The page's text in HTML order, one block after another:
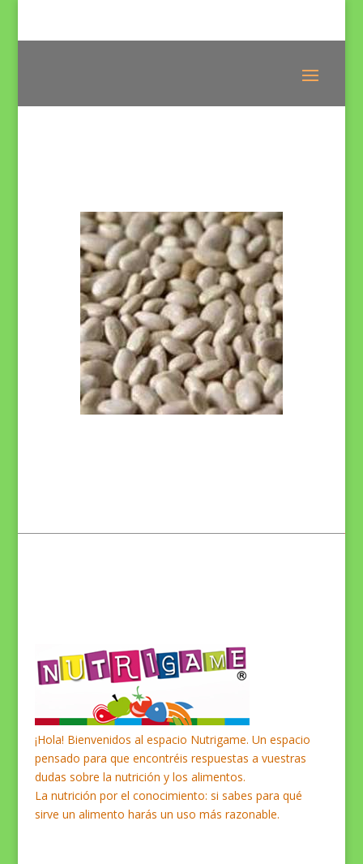
¡Hola! Bienvenidos al espacio Nutrigame. Un espacio
pensado para que encontréis respuestas a vuestras
dudas sobre la nutrición y los alimentos.
La nutrición por el conocimiento: si sabes para qué
sirve un alimento harás un uso más razonable.